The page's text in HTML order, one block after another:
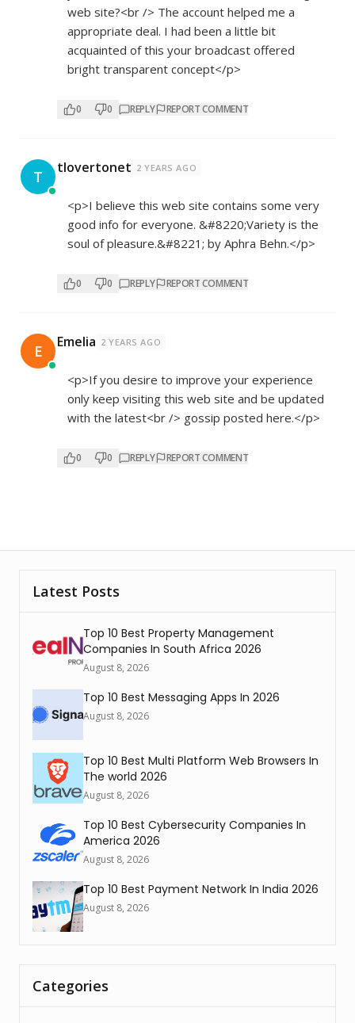
web site?<br /> The account helped me a
appropriate deal. I had been a little bit
acquainted of this your broadcast offered
bright transparent concept</p>
0 0 REPLY REPORT COMMENT
T tlovertonet 2 YEARS AGO
<p>I believe this web site contains some very
good info for everyone. &#8220;Variety is the
soul of pleasure.&#8221; by Aphra Behn.</p>
0 0 REPLY REPORT COMMENT
E Emelia 2 YEARS AGO
<p>If you desire to improve your experience
only keep visiting this web site and be updated
with the latest<br /> gossip posted here.</p>
0 0 REPLY REPORT COMMENT
Latest Posts
Top 10 Best Property Management
Companies In South Africa 2026
August 8, 2026
Top 10 Best Messaging Apps In 2026
August 8, 2026
Top 10 Best Multi Platform Web Browsers In
The world 2026
August 8, 2026
Top 10 Best Cybersecurity Companies In
America 2026
August 8, 2026
Top 10 Best Payment Network In India 2026
August 8, 2026
Categories